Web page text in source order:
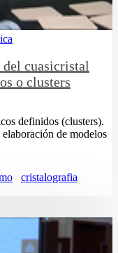
cuasicristal
o clusters
definidos (clusters).
de modelos
cristalografia